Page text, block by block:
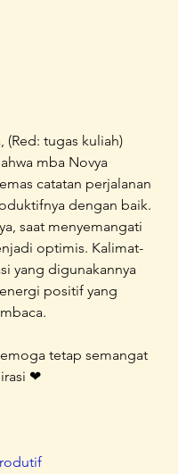
(Red: tugas kuliah)
mba Novya
catatan perjalanan
dengan baik.
saat menyemangati
optimis. Kalimat-
yang digunakannya
positif yang
tetap semangat
❤